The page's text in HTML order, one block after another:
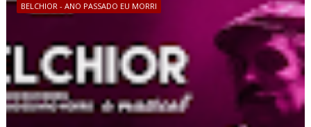
BELCHIOR - ANO PASSADO EU MORRI